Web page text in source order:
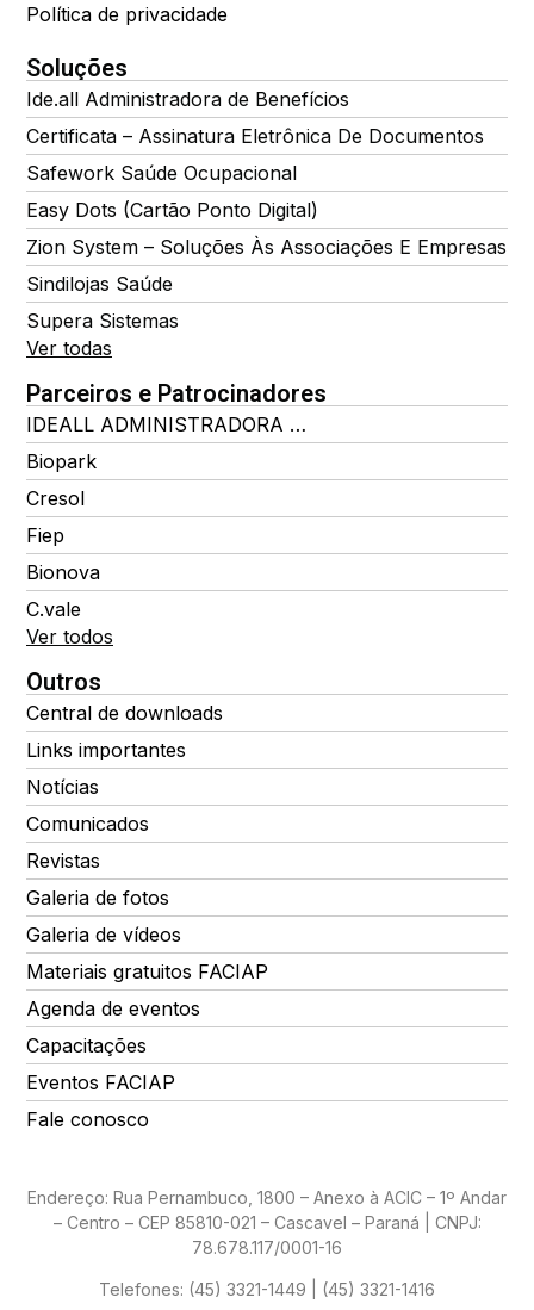
Política de privacidade
Soluções
Ide.all Administradora de Benefícios
Certificata – Assinatura Eletrônica De Documentos
Safework Saúde Ocupacional
Easy Dots (Cartão Ponto Digital)
Zion System – Soluções Às Associações E Empresas
Sindilojas Saúde
Supera Sistemas
Ver todas
Parceiros e Patrocinadores
IDEALL ADMINISTRADORA DE BENEFÍCIOS
Biopark
Cresol
Fiep
Bionova
C.vale
Ver todos
Outros
Central de downloads
Links importantes
Notícias
Comunicados
Revistas
Galeria de fotos
Galeria de vídeos
Materiais gratuitos FACIAP
Agenda de eventos
Capacitações
Eventos FACIAP
Fale conosco
Endereço: Rua Pernambuco, 1800 – Anexo à ACIC – 1º Andar
– Centro – CEP 85810-021 – Cascavel – Paraná | CNPJ:
78.678.117/0001-16
Telefones: (45) 3321-1449 | (45) 3321-1416